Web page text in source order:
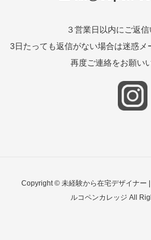
３営業日以内にご返信
3日たっても返信がない場合は迷惑
再度ご連絡をお願い
Copyright © 未経験から在宅デザイナー
ルコペンカレッジ All